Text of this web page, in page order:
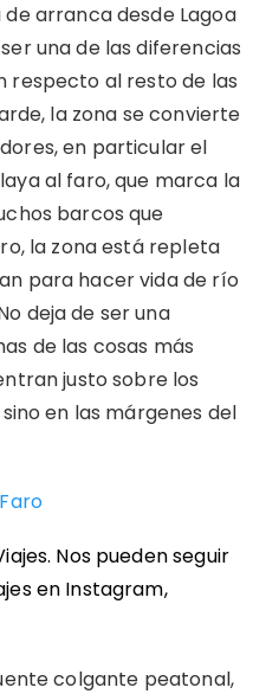
arranca desde Lagoa
una de las diferencias
respecto al resto de las
la zona se convierte
en particular el
al faro, que marca la
barcos que
la zona está repleta
para hacer vida de río
deja de ser una
de las cosas más
justo sobre los
en las márgenes del
Nos pueden seguir
en Instagram,
colgante peatonal,